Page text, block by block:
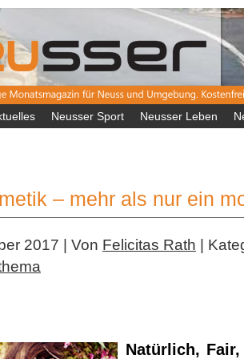
Neusser Sport Neusser Leben
– mehr als nur ein
2017 | Von Felicitas Rath |
Natürlich,